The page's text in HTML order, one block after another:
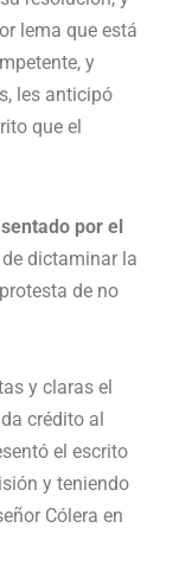
lema que está
y
les anticipó
que el
por el
dictaminar la
de no
y claras el
crédito al
el escrito
y teniendo
Cólera en